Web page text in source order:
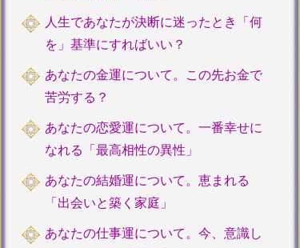
人生であなたが決断に迷ったとき「何
を」基準にすればいい？
あなたの金運について。この先お金で
苦労する？
あなたの恋愛運について。一番幸せに
なれる「最高相性の異性」
あなたの結婚運について。恵まれる
「出会いと築く家庭」
あなたの仕事運について。今、意識し